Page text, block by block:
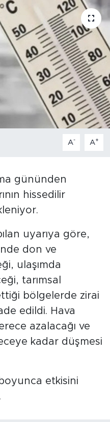
A- A+
gününden
hissedilir
uyarıya göre,
don ve
ulaşımda
tarımsal
bölgelerde zirai
edildi. Hava
azalacağı ve
kadar düşmesi
etkisini